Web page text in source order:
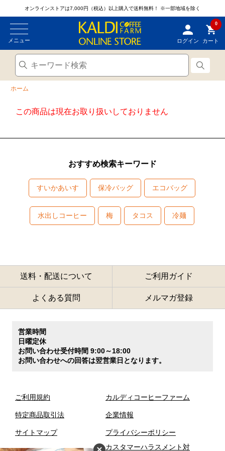
オンラインストアは7,000円（税込）以上購入で送料無料！ ※一部地域を除く
メニュー ログイン
0
カート
ホーム
この商品は現在お取り扱いしておりません
おすすめ検索キーワード
すいかあいす 保冷バッグ エコバッグ
水出しコーヒー 梅 タコス 冷麺
送料・配送について ご利用ガイド
よくある質問 メルマガ登録
営業時間
日曜定休
お問い合わせ受付時間 9:00～18:00
お問い合わせへの回答は翌営業日となります。
ご利用規約
特定商品取引法
サイトマップ
カルディコーヒーファーム
企業情報
プライバシーポリシー
カスタマーハラスメント対